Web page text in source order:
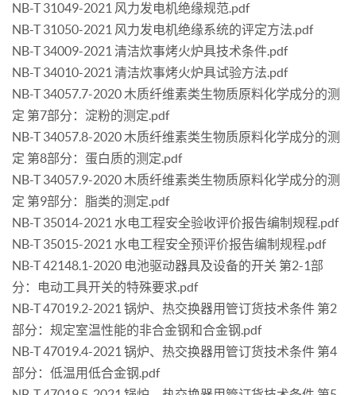
NB-T 31049-2021 风力发电机绝缘规范.pdf
NB-T 31050-2021 风力发电机绝缘系统的评定方法.pdf
NB-T 34009-2021 清洁炊事烤火炉具技术条件.pdf
NB-T 34010-2021 清洁炊事烤火炉具试验方法.pdf
NB-T 34057.7-2020 木质纤维素类生物质原料化学成分的测
定 第7部分：淀粉的测定.pdf
NB-T 34057.8-2020 木质纤维素类生物质原料化学成分的测
定 第8部分：蛋白质的测定.pdf
NB-T 34057.9-2020 木质纤维素类生物质原料化学成分的测
定 第9部分：脂类的测定.pdf
NB-T 35014-2021 水电工程安全验收评价报告编制规程.pdf
NB-T 35015-2021 水电工程安全预评价报告编制规程.pdf
NB-T 42148.1-2020 电池驱动器具及设备的开关 第2-1部
分：电动工具开关的特殊要求.pdf
NB-T 47019.2-2021 锅炉、热交换器用管订货技术条件 第2
部分：规定室温性能的非合金钢和合金钢.pdf
NB-T 47019.4-2021 锅炉、热交换器用管订货技术条件 第4
部分：低温用低合金钢.pdf